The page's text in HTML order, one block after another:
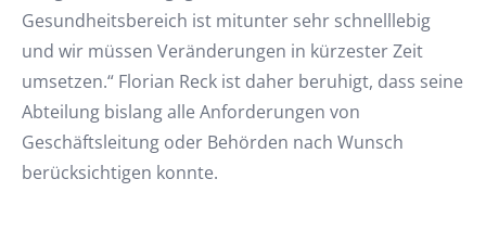
Gesundheitsbereich ist mitunter sehr schnelllebig
und wir müssen Veränderungen in kürzester Zeit
umsetzen.“ Florian Reck ist daher beruhigt, dass seine
Abteilung bislang alle Anforderungen von
Geschäftsleitung oder Behörden nach Wunsch
berücksichtigen konnte.